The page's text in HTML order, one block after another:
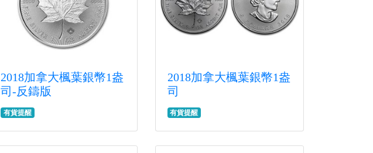
2018加拿大楓葉銀幣1盎
司-反鑄版
有貨提醒
2018加拿大楓葉銀幣1盎
司
有貨提醒